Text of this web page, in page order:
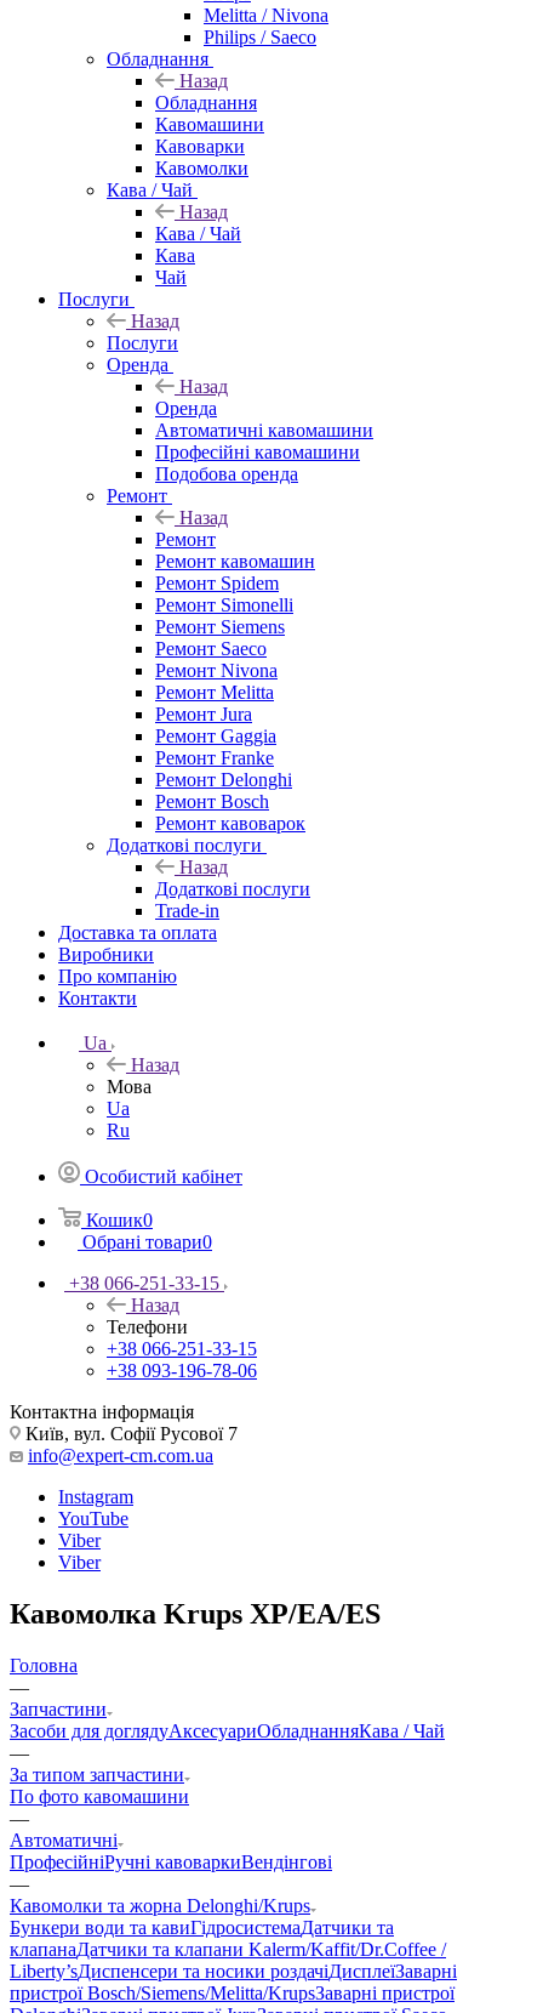
Melitta / Nivona
Philips / Saeco
Обладнання
Назад
Обладнання
Кавомашини
Кавоварки
Кавомолки
Кава / Чай
Назад
Кава / Чай
Кава
Чай
Послуги
Назад
Послуги
Оренда
Назад
Оренда
Автоматичні кавомашини
Професійні кавомашини
Подобова оренда
Ремонт
Назад
Ремонт
Ремонт кавомашин
Ремонт Spidem
Ремонт Simonelli
Ремонт Siemens
Ремонт Saeco
Ремонт Nivona
Ремонт Melitta
Ремонт Jura
Ремонт Gaggia
Ремонт Franke
Ремонт Delonghi
Ремонт Bosch
Ремонт кавоварок
Додаткові послуги
Назад
Додаткові послуги
Trade-in
Доставка та оплата
Виробники
Про компанію
Контакти
Ua
Назад
Мова
Ua
Ru
Особистий кабінет
Кошик0
Обрані товари0
+38 066-251-33-15
Назад
Телефони
+38 066-251-33-15
+38 093-196-78-06
Контактна інформація
Київ, вул. Софії Русової 7
info@expert-cm.com.ua
Instagram
YouTube
Viber
Viber
Кавомолка Krups XP/EA/ES
Головна
—
Запчастини
Засоби для доглядуАксесуариОбладнанняКава / Чай
—
За типом запчастини
По фото кавомашини
—
Автоматичні
ПрофесійніРучні кавоваркиВендінгові
—
Кавомолки та жорна Delonghi/Krups
Бункери води та кавиГідросистемаДатчики та
клапанаДатчики та клапани Kalerm/Kaffit/Dr.Coffee /
Liberty’sДиспенсери та носики роздачіДисплеїЗаварні
пристрої Bosch/Siemens/Melitta/KrupsЗаварні пристрої